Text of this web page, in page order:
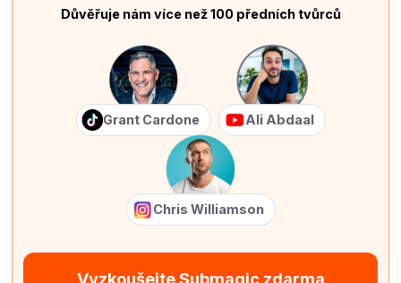
Důvěřuje nám více než 100 předních tvůrců
Grant Cardone Ali Abdaal
Chris Williamson
Vyzkoušejte Submagic zdarma